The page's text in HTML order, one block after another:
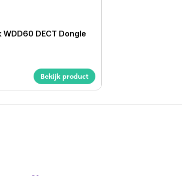
AVRCP, HFP, SPP
WDD60 DECT Dongle
Bekijk product